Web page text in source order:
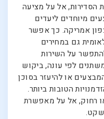
אל על מציעה
מיוחדים ליעדים
אמריקה. כך אפשר
גם במחירים
על השירות
לפי עונה, ביקוש
או להיעזר בסוכן
הטובות ביותר.
רחוק, אל על מאפשרת
שקט.